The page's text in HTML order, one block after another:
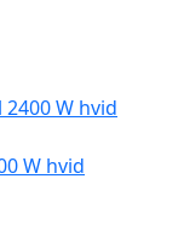
W hvid